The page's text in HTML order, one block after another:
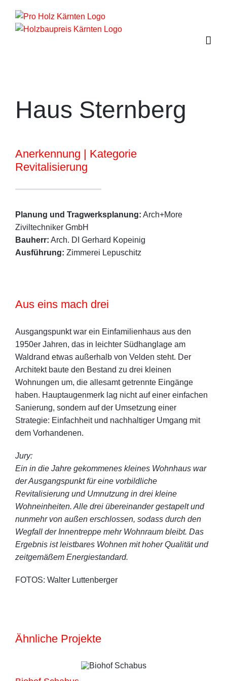
Inhalt
springen
Haus Sternberg
Anerkennung | Kategorie
Revitalisierung
Planung und Tragwerksplanung: Arch+More
Ziviltechniker GmbH
Bauherr: Arch. DI Gerhard Kopeinig
Ausführung: Zimmerei Lepuschitz
Aus eins mach drei
Ausgangspunkt war ein Einfamilienhaus aus den
1950er Jahren, das in leichter Südhanglage am
Waldrand etwas außerhalb von Velden steht. Der
Architekt baute den Bestand zu drei kleinen
Wohnungen um, die allesamt getrennte Eingänge
haben. Hauptaugenmerk lag nicht auf einer einfachen
Sanierung, sondern auf der Umsetzung einer
Strategie: Einfachheit und nachhaltiger Umgang mit
dem Vorhandenen.
Jury:
Ein in die Jahre gekommenes kleines Wohnhaus war
der Ausgangspunkt für eine vorbildliche
Revitalisierung und Umnutzung in drei kleine
Wohneinheiten. Alle drei übereinander gestapelt und
nunmehr von außen erschlossen, sodass durch den
Wegfall der Innentreppe mehr Wohnraum bleibt. Das
Ergebnis ist leistbares Wohnen mit hoher Qualität und
zeitgemäßem Energiestandard.
FOTOS: Walter Luttenberger
Ähnliche Projekte